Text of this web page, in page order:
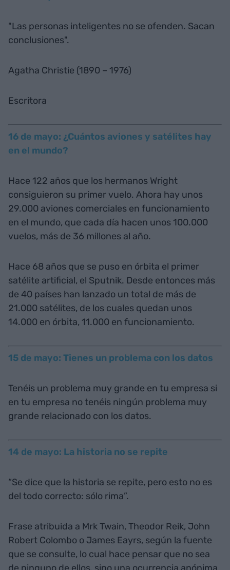
"Las personas inteligentes no se ofenden. Sacan
conclusiones".
Agatha Christie (1890 – 1976)
Escritora
16 de mayo: ¿Cuántos aviones y satélites hay
en el mundo?
Hace 122 años que los hermanos Wright
consiguieron su primer vuelo. Ahora hay unos
29.000 aviones comerciales en funcionamiento
en el mundo, que cada día hacen unos 100.000
vuelos, más de 36 millones al año.
Hace 68 años que se puso en órbita el primer
satélite artificial, el Sputnik. Desde entonces más
de 40 países han lanzado un total de más de
21.000 satélites, de los cuales quedan unos
14.000 en órbita, 11.000 en funcionamiento.
15 de mayo: Tienes un problema con los datos
Tenéis un problema muy grande en tu empresa si
en tu empresa no tenéis ningún problema muy
grande relacionado con los datos.
14 de mayo: La historia no se repite
“Se dice que la historia se repite, pero esto no es
del todo correcto: sólo rima”.
Frase atribuida a Mrk Twain, Theodor Reik, John
Robert Colombo o James Eayrs, según la fuente
que se consulte, lo cual hace pensar que no sea
de ninguno de ellos, sino una ocurrencia anónima